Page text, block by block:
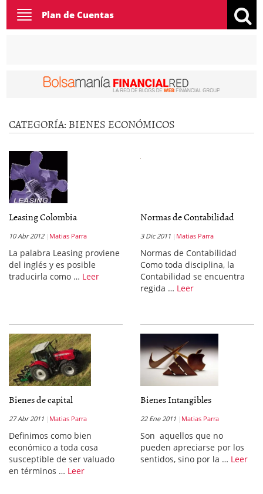
Toggle
navigation
Plan de Cuentas
CATEGORÍA: BIENES ECONÓMICOS
Leasing Colombia
10 Abr 2012 Matias Parra
La palabra Leasing proviene
del inglés y es posible
traducirla como … Leer
Normas de Contabilidad
3 Dic 2011 Matias Parra
Normas de Contabilidad
Como toda disciplina, la
Contabilidad se encuentra
regida … Leer
Bienes de capital
27 Abr 2011 Matias Parra
Definimos como bien
económico a toda cosa
susceptible de ser valuado
en términos … Leer
Bienes Intangibles
22 Ene 2011 Matias Parra
Son aquellos que no
pueden apreciarse por los
sentidos, sino por la … Leer